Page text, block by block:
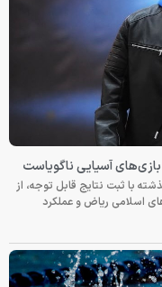
با ثبت نتایج قابل توجه، از
اسلامی ریاض و عملکرد